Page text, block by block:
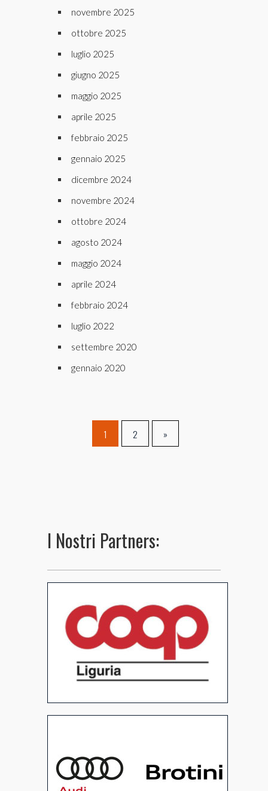
novembre 2025
ottobre 2025
luglio 2025
giugno 2025
maggio 2025
aprile 2025
febbraio 2025
gennaio 2025
dicembre 2024
novembre 2024
ottobre 2024
agosto 2024
maggio 2024
aprile 2024
febbraio 2024
luglio 2022
settembre 2020
gennaio 2020
1 2 »
I Nostri Partners: